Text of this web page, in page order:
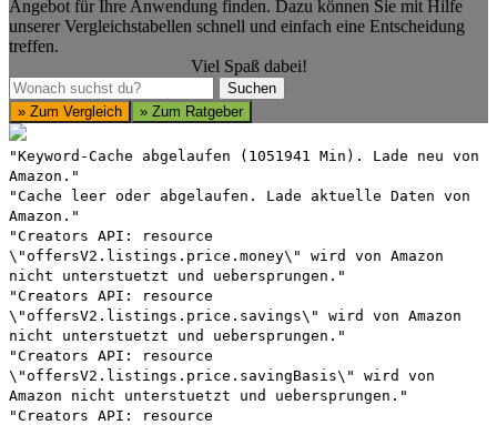
Angebot für Ihre Anwendung finden. Dazu können Sie mit Hilfe
unserer Vergleichstabellen schnell und einfach eine Entscheidung
treffen.
Viel Spaß dabei!
Suchen
Suchen
» Zum Vergleich
» Zum Ratgeber
"Keyword-Cache abgelaufen (1051941 Min). Lade neu von
Amazon."
"Cache leer oder abgelaufen. Lade aktuelle Daten von
Amazon."
"Creators API: resource
\"offersV2.listings.price.money\" wird von Amazon
nicht unterstuetzt und uebersprungen."
"Creators API: resource
\"offersV2.listings.price.savings\" wird von Amazon
nicht unterstuetzt und uebersprungen."
"Creators API: resource
\"offersV2.listings.price.savingBasis\" wird von
Amazon nicht unterstuetzt und uebersprungen."
"Creators API: resource